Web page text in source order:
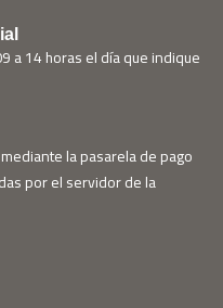
a 14 horas el día que indique
la pasarela de pago
por el servidor de la